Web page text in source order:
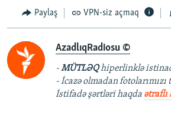
Paylaş VPN-siz açmaq
AzadlıqRadiosu ©
-MÜTLƏQhiperlinklə
- İcazə olmadan
İstifadə şərtləri haqda ətraflı